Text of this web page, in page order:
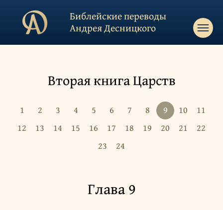
Библейские переводы
Андрея Десницкого
Вторая книга Царств
1 2 3 4 5 6 7 8 9 10
11
12
13 14 15 16 17 18 19 20 21
22
23
24
Глава 9